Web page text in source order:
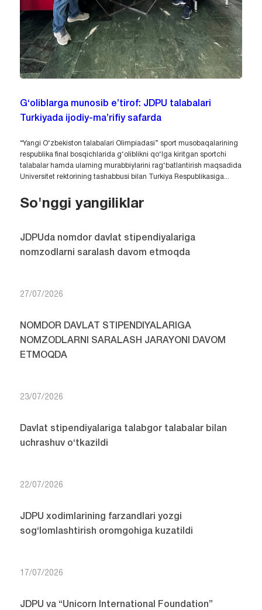
G‘oliblarga munosib e’tirof: JDPU talabalari
Turkiyada ijodiy-ma’rifiy safarda
“Yangi O‘zbekiston talabalari Olimpiadasi” sport musobaqalarining
respublika final bosqichlarida g‘oliblikni qo‘lga kiritgan sportchi
talabalar hamda ularning murabbiylarini rag‘batlantirish maqsadida
Universitet rektorining tashabbusi bilan Turkiya Respublikasiga...
So'nggi yangiliklar
JDPUda nomdor davlat stipendiyalariga
nomzodlarni saralash davom etmoqda
27/07/2026
NOMDOR DAVLAT STIPENDIYALARIGA
NOMZODLARNI SARALASH JARAYONI DAVOM
ETMOQDA
23/07/2026
Davlat stipendiyalariga talabgor talabalar bilan
uchrashuv o‘tkazildi
22/07/2026
JDPU xodimlarining farzandlari yozgi
sog‘lomlashtirish oromgohiga kuzatildi
17/07/2026
JDPU va “Unicorn International Foundation”